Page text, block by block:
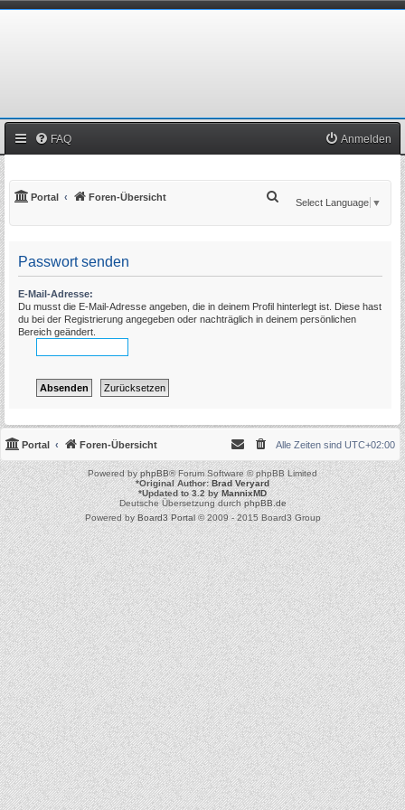
FAQ Anmelden
Portal Foren-Übersicht
Select Language ▼
Passwort senden
E-Mail-Adresse:
Du musst die E-Mail-Adresse angeben, die in deinem Profil hinterlegt ist. Diese hast
du bei der Registrierung angegeben oder nachträglich in deinem persönlichen
Bereich geändert.
Portal Foren-Übersicht Alle Zeiten sind UTC+02:00
Powered byphpBB® Forum Software © phpBB Limited
*Original Author:Brad Veryard
*Updated to 3.2 byMannixMD
Deutsche Übersetzung durchphpBB.de
Powered byBoard3 Portal© 2009 - 2015 Board3 Group